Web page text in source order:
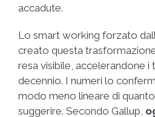
accadute.
Lo smart working forzato
creato questa
resa visibile, accelerandone i
decennio. I numeri lo
modo meno lineare di
suggerire. Secondo Gallup,